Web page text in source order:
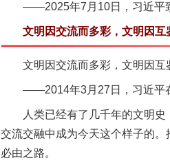
——2025年7月10日，习近平致
文明因交流而多彩，文明因互
文明因交流而多彩，文明因互鉴
——2014年3月27日，习近平在
人类已经有了几千年的文明史
交流交融中成为今天这个样子的
必由之路。